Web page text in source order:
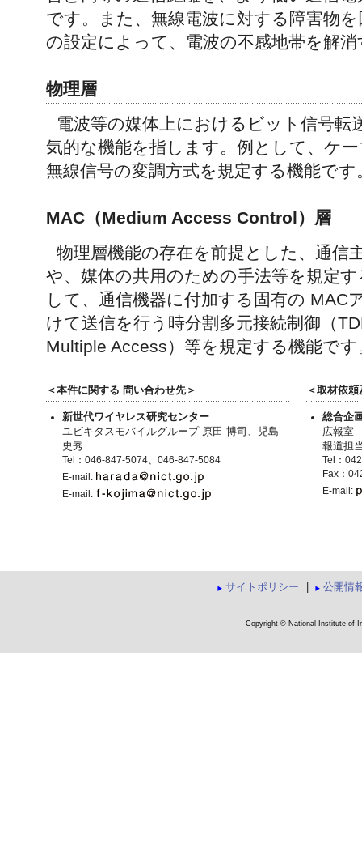
です。また、無線電波に対する障害物
の設定によって、電波の不感地帯を解
物理層
電波等の媒体上におけるビット信号転
気的な機能を指します。例として、ケ
無線信号の変調方式を規定する機能です
MAC（Medium Access Control）層
物理層機能の存在を前提とした、通信
や、媒体の共用のための手法等を規定
して、通信機器に付加する固有の MAC
けて送信を行う時分割多元接続制御（
Multiple Access）等を規定する機能です
＜本件に関する 問い合わせ先＞
新世代ワイヤレス研究センター
ユビキタスモバイルグループ 原田 博司、児島
史秀
Tel：046-847-5074、046-847-5084
E-mail:
E-mail:
＜取材依
総合企
広報室
報道担
Tel：
Fax：
E-mail:
サイトポリシー 公開情
Copyright © National Institute of